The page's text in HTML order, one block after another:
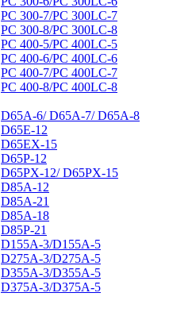
РС 300-7/РС 300LC-7
РС 300-8/РС 300LC-8
РС 400-5/РС 400LC-5
РС 400-6/РС 400LC-6
РС 400-7/РС 400LC-7
РС 400-8/РС 400LC-8
D65А-6/ D65А-7/ D65А-8
D65E-12
D65EX-15
D65P-12
D65PX-12/ D65PX-15
D85A-12
D85A-21
D85A-18
D85P-21
D155A-3/D155A-5
D275A-3/D275A-5
D355A-3/D355A-5
D375A-3/D375A-5